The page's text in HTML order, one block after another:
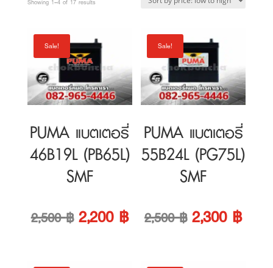
PUMA แบตเตอรี่
46B19L (PB65L)
SMF
2,500฿ Original
price
2,500 ฿.
2,200฿Current
price
2,200 ฿.
PUMA แบตเตอรี่
55B24L (PG75L)
SMF
2,500฿ Original
price
2,500 ฿.
2,300฿
price